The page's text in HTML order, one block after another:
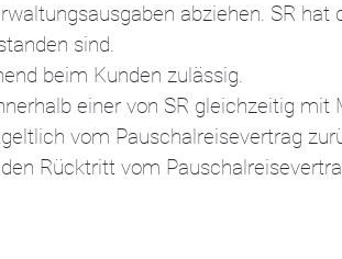
abziehen. SR hat
sind.
beim Kunden zulässig.
einer von SR gleichzeitig
vom Pauschalreisevertrag
Rücktritt vom